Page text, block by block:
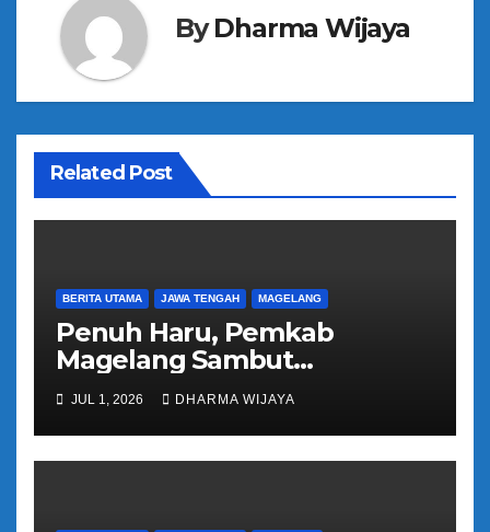
a
p
o
ByDharma Wijaya
Related Post
BERITA UTAMA JAWA TENGAH MAGELANG
Penuh Haru, Pemkab
Magelang Sambut
Kepulangan Jemaah Haji
Kloter 81
JUL 1, 2026 DHARMA WIJAYA